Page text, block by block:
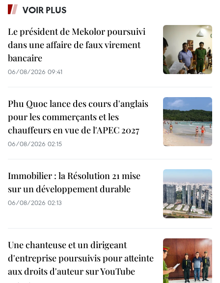
VOIR PLUS
Le président de Mekolor poursuivi
dans une affaire de faux virement
bancaire
06/08/2026 09:41
Phu Quoc lance des cours d'anglais
pour les commerçants et les
chauffeurs en vue de l'APEC 2027
06/08/2026 02:15
Immobilier : la Résolution 21 mise
sur un développement durable
06/08/2026 02:13
Une chanteuse et un dirigeant
d'entreprise poursuivis pour atteinte
aux droits d'auteur sur YouTube